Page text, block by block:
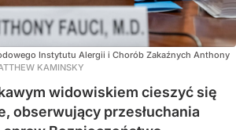
Instytutu Alergii i Chorób Zakaźnych Anthony
KAMINSKY
widowiskiem cieszyć się
obserwujący przesłuchania